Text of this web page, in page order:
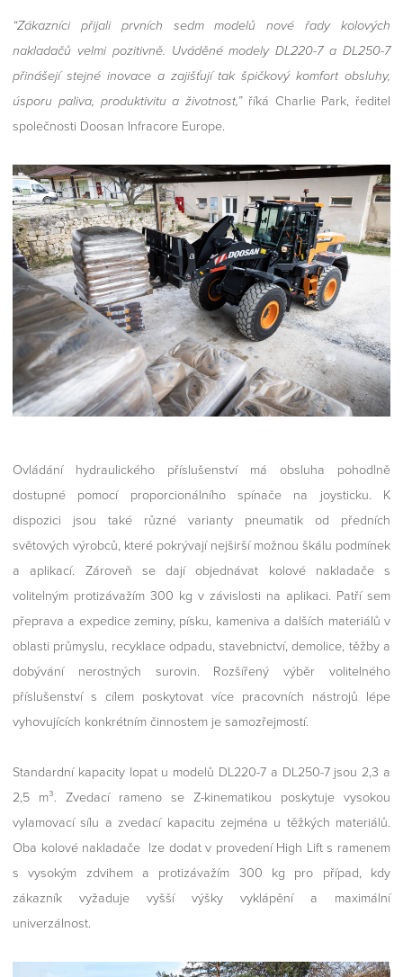
“Zákazníci přijali prvních sedm modelů nové řady kolových
nakladačů velmi pozitivně. Uváděné modely DL220-7 a DL250-7
přinášejí stejné inovace a zajišťují tak špičkový komfort obsluhy,
úsporu paliva, produktivitu a životnost,”říká Charlie Park, ředitel
společnosti Doosan Infracore Europe.
Ovládání hydraulického příslušenství má obsluha pohodlně
dostupné pomocí proporcionálního spínače na joysticku. K
dispozici jsou také různé varianty pneumatik od předních
světových výrobců, které pokrývají nejširší možnou škálu podmínek
a aplikací. Zároveň se dají objednávat kolové nakladače s
volitelným protizávažím 300 kg v závislosti na aplikaci. Patří sem
přeprava a expedice zeminy, písku, kameniva a dalších materiálů v
oblasti průmyslu, recyklace odpadu, stavebnictví, demolice, těžby a
dobývání nerostných surovin. Rozšířený výběr volitelného
příslušenství s cílem poskytovat více pracovních nástrojů lépe
vyhovujících konkrétním činnostem je samozřejmostí.
Standardní kapacity lopat u modelů DL220-7 a DL250-7 jsou 2,3 a
2,5 m³. Zvedací rameno se Z-kinematikou poskytuje vysokou
vylamovací sílu a zvedací kapacitu zejména u těžkých materiálů.
Oba kolové nakladače lze dodat v provedení High Lift s ramenem
s vysokým zdvihem a protizávažím 300 kg pro případ, kdy
zákazník vyžaduje vyšší výšky vyklápění a maximální
univerzálnost.